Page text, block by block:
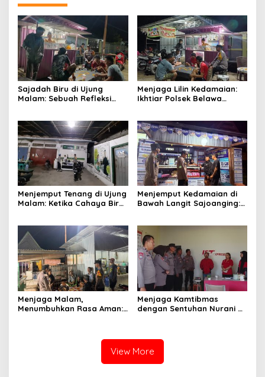
Sajadah Biru di Ujung
Malam: Sebuah Refleksi
Menjaga Lilin Kedamaian:
Ikhtiar Polsek Belawa
Menjemput Tenang di Ujung
Malam: Ketika Cahaya Biru
Sabbangparu
Menjemput Kedamaian di
Bawah Langit Sajoanging:
Menjaga
Menjaga Malam,
Menumbuhkan Rasa Aman:
Menjaga Kamtibmas
dengan Sentuhan Nurani di
View More